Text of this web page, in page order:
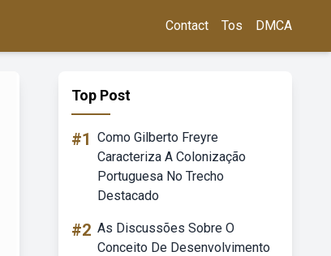
Contact Tos DMCA
Top Post
#1 Como Gilberto Freyre
Caracteriza A Colonização
Portuguesa No Trecho
Destacado
#2 As Discussões Sobre O
Conceito De Desenvolvimento